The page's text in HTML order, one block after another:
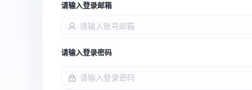
请输入登录邮箱
请输入登录密码